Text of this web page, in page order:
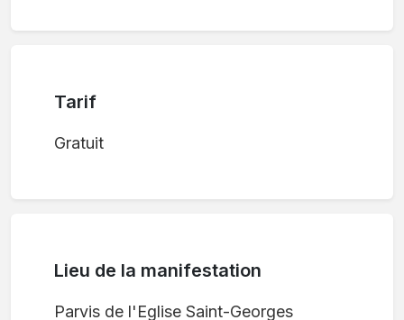
Tarif
Gratuit
Lieu de la manifestation
Parvis de l'Eglise Saint-Georges